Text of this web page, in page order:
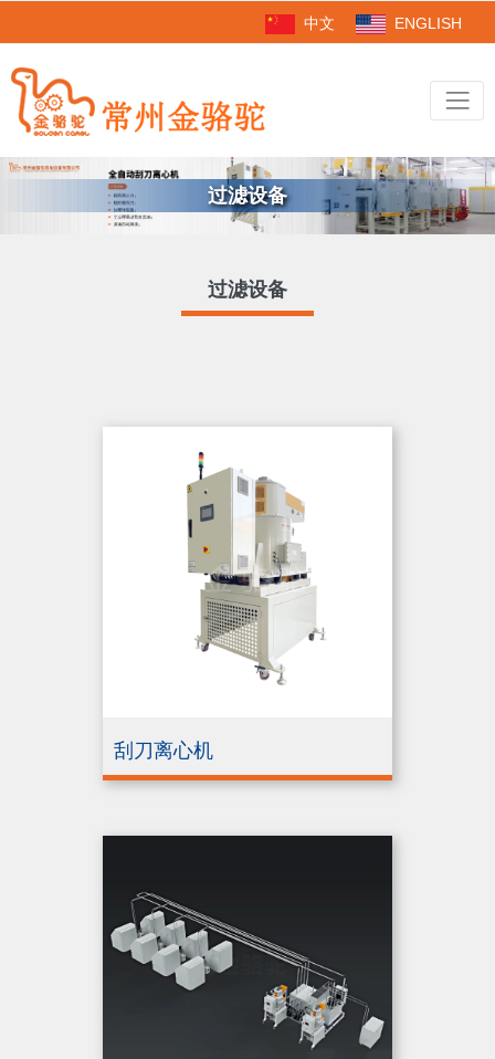
中文 ENGLISH
过滤设备
过滤设备
刮刀离心机